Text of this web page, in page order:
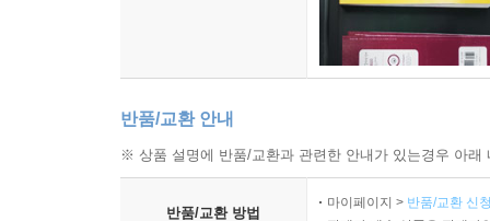
반품/교환 안내
※ 상품 설명에 반품/교환과 관련한 안내가 있는경우 아
반품/교환 방법
마이페이지 > 반품/교환 신